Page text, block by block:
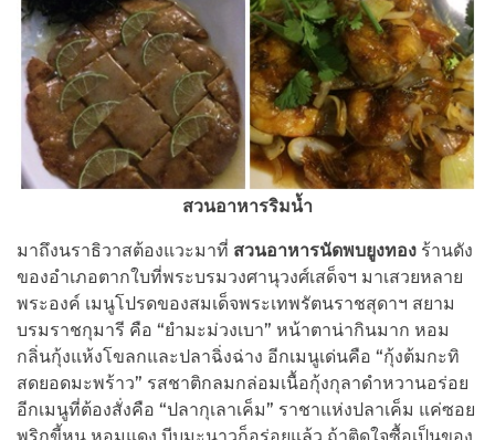
สวนอาหารริมน้ำ
มาถึงนราธิวาสต้องแวะมาที่ สวนอาหารนัดพบยูงทอง ร้านดัง
ของอำเภอตากใบที่พระบรมวงศานุวงศ์เสด็จฯ มาเสวยหลาย
พระองค์ เมนูโปรดของสมเด็จพระเทพรัตนราชสุดาฯ สยาม
บรมราชกุมารี คือ “ยำมะม่วงเบา” หน้าตาน่ากินมาก หอม
กลิ่นกุ้งแห้งโขลกและปลาฉิ่งฉ่าง อีกเมนูเด่นคือ “กุ้งต้มกะทิ
สดยอดมะพร้าว” รสชาติกลมกล่อมเนื้อกุ้งกุลาดำหวานอร่อย
อีกเมนูที่ต้องสั่งคือ “ปลากุเลาเค็ม” ราชาแห่งปลาเค็ม แค่ซอย